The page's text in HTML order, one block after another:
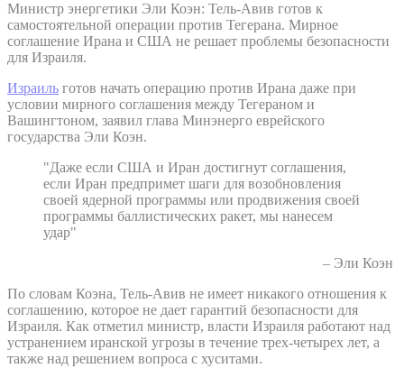
Министр энергетики Эли Коэн: Тель-Авив готов к
самостоятельной операции против Тегерана. Мирное
соглашение Ирана и США не решает проблемы безопасности
для Израиля.
Израиль готов начать операцию против Ирана даже при
условии мирного соглашения между Тегераном и
Вашингтоном, заявил глава Минэнерго еврейского
государства Эли Коэн.
"Даже если США и Иран достигнут соглашения,
если Иран предпримет шаги для возобновления
своей ядерной программы или продвижения своей
программы баллистических ракет, мы нанесем
удар"
– Эли Коэн
По словам Коэна, Тель-Авив не имеет никакого отношения к
соглашению, которое не дает гарантий безопасности для
Израиля. Как отметил министр, власти Израиля работают над
устранением иранской угрозы в течение трех-четырех лет, а
также над решением вопроса с хуситами.